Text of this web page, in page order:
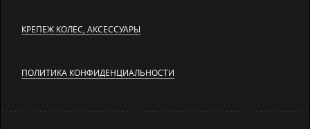
КРЕПЕЖ КОЛЕС, АКСЕССУАРЫ
ПОЛИТИКА КОНФИДЕНЦИАЛЬНОСТИ